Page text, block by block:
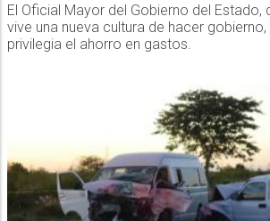
El Oficial Mayor del Gobierno del Estado,
vive una nueva cultura de hacer gobierno,
privilegia el ahorro en gastos.